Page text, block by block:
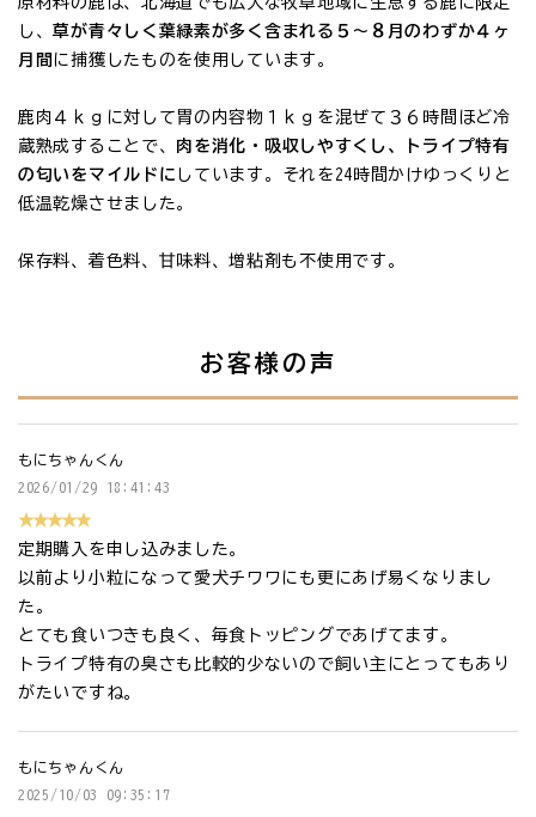
し、草が青々しく葉緑素が多く含まれる５〜８月のわずか４ヶ
月間 に捕獲したものを使用しています。
鹿肉４ｋｇに対して胃の内容物１ｋｇを混ぜて３６時間ほど冷
蔵熟成することで、 肉を消化・吸収しやすくし、トライプ特有
の匂いをマイルドに しています。それを24時間かけゆっくりと
低温乾燥させました。
保存料、着色料、甘味料、増粘剤も不使用です。
お客様の声
もにちゃんくん
2026/01/29 18:41:43
★★★★★
定期購入を申し込みました。
以前より小粒になって愛犬チワワにも更にあげ易くなりまし
た。
とても食いつきも良く、毎食トッピングであげてます。
トライプ特有の臭さも比較的少ないので飼い主にとってもあり
がたいですね。
もにちゃんくん
2025/10/03 09:35:17